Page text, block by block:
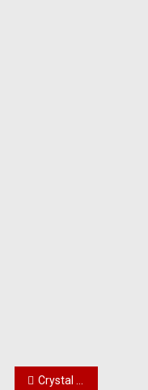
Navegación
Crystal de Cirque du Soleil en Málaga